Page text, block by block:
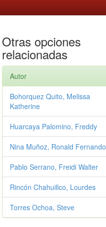
Otras opciones
relacionadas
Autor
Bohorquez Quito, Melissa
Katherine
Huarcaya Palomino, Freddy
Nina Muñoz, Ronald Fernando
Pablo Serrano, Freidi Walter
Rincón Chahuillco, Lourdes
Torres Ochoa, Steve